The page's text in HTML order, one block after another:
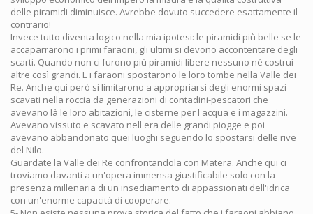
delle piramidi diminuisce. Avrebbe dovuto succedere esattamente il
contrario!
Invece tutto diventa logico nella mia ipotesi: le piramidi più belle se le
accaparrarono i primi faraoni, gli ultimi si devono accontentare degli
scarti. Quando non ci furono più piramidi libere nessuno né costruì
altre così grandi. E i faraoni spostarono le loro tombe nella Valle dei
Re. Anche qui però si limitarono a appropriarsi degli enormi spazi
scavati nella roccia da generazioni di contadini-pescatori che
avevano là le loro abitazioni, le cisterne per l'acqua e i magazzini.
Avevano vissuto e scavato nell'era delle grandi piogge e poi
avevano abbandonato quei luoghi seguendo lo spostarsi delle rive
del Nilo.
Guardate la Valle dei Re confrontandola con Matera. Anche qui ci
troviamo davanti a un'opera immensa giustificabile solo con la
presenza millenaria di un insediamento di appassionati dell'idrica
con un'enorme capacità di cooperare.